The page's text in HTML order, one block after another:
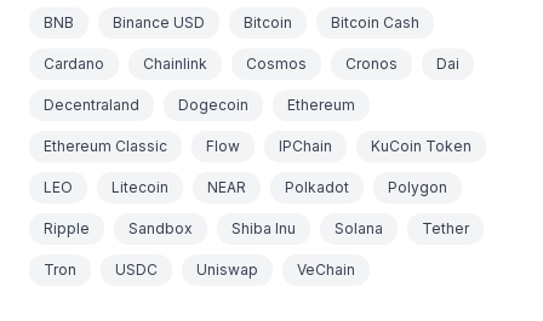
BNB Binance USD Bitcoin Bitcoin Cash
Cardano Chainlink Cosmos Cronos Dai
Decentraland Dogecoin Ethereum
Ethereum Classic Flow IPChain KuCoin Token
LEO Litecoin NEAR Polkadot Polygon
Ripple Sandbox Shiba Inu Solana Tether
Tron USDC Uniswap VeChain